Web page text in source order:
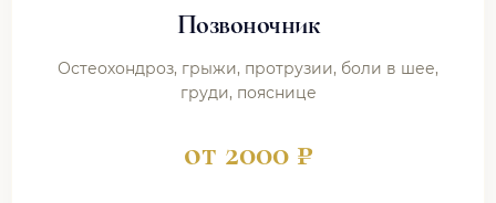
Позвоночник
Остеохондроз, грыжи, протрузии, боли в шее,
груди, пояснице
от 2000 ₽